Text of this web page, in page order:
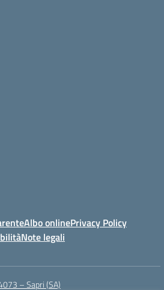
Albo onlinePrivacy Policy
Note legali
– Sapri (SA)